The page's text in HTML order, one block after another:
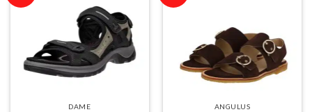
DAME ANGULUS